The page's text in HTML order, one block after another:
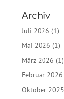
Archiv
Juli 2026 (1)
Mai 2026 (1)
März 2026 (1)
Februar 2026
Oktober 2025